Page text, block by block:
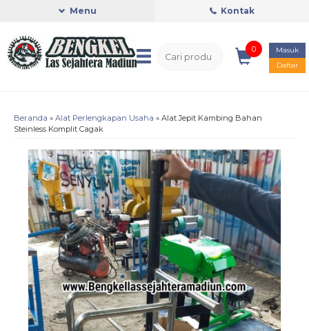
Menu Kontak
0
Masuk
Daftar
Beranda » Alat Perlengkapan Usaha » Alat Jepit Kambing Bahan
Steinless Komplit Cagak